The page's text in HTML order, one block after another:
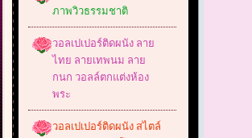
ภาพวิวธรรมชาติ
วอลเปเปอร์ติดผนัง ลาย
ไทย ลายเทพนม ลาย
กนก วอลล์ตกแต่งห้อง
พระ
วอลเปเปอร์ติดผนัง สไตล์